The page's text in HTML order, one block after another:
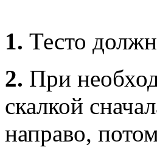
1. Тесто
2. При
скалкой
направо,